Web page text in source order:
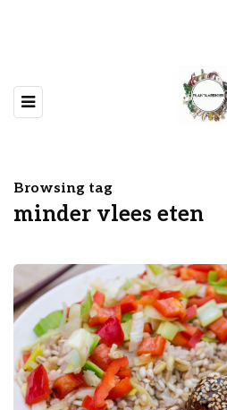
Browsing tag
minder vlees eten